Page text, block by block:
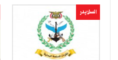
السلايدر